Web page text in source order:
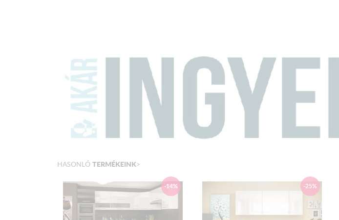
HASONLÓ TERMÉKEINK>
-14% -25%